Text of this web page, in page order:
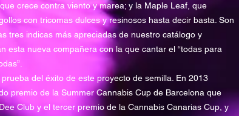
crece contra viento y marea; y la Maple Leaf, que
con tricomas dulces y resinosos hasta decir basta. Son
tres indicas más apreciadas de nuestro catálogo y
esta nueva compañera con la que cantar el “todas para
del éxito de este proyecto de semilla. En 2013
premio de la Summer Cannabis Cup de Barcelona que
Club y el tercer premio de la Cannabis Canarias Cup, y